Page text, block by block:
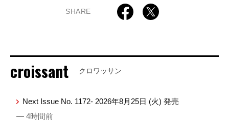
SHARE
croissant クロワッサン
Next Issue No. 1172- 2026年8月25日 (火) 発売
— 4時間前